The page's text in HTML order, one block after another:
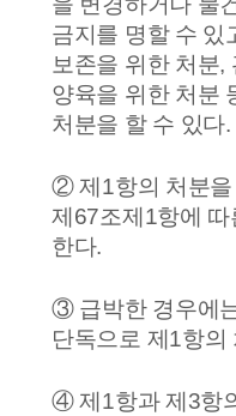
금지를 명할 수 있
보존을 위한 처분,
양육을 위한 처분
처분을 할 수 있다.
② 제1항의 처분을
제67조제1항에
한다.
③ 급박한 경우에
단독으로 제1항의
④ 제1항과 제3항